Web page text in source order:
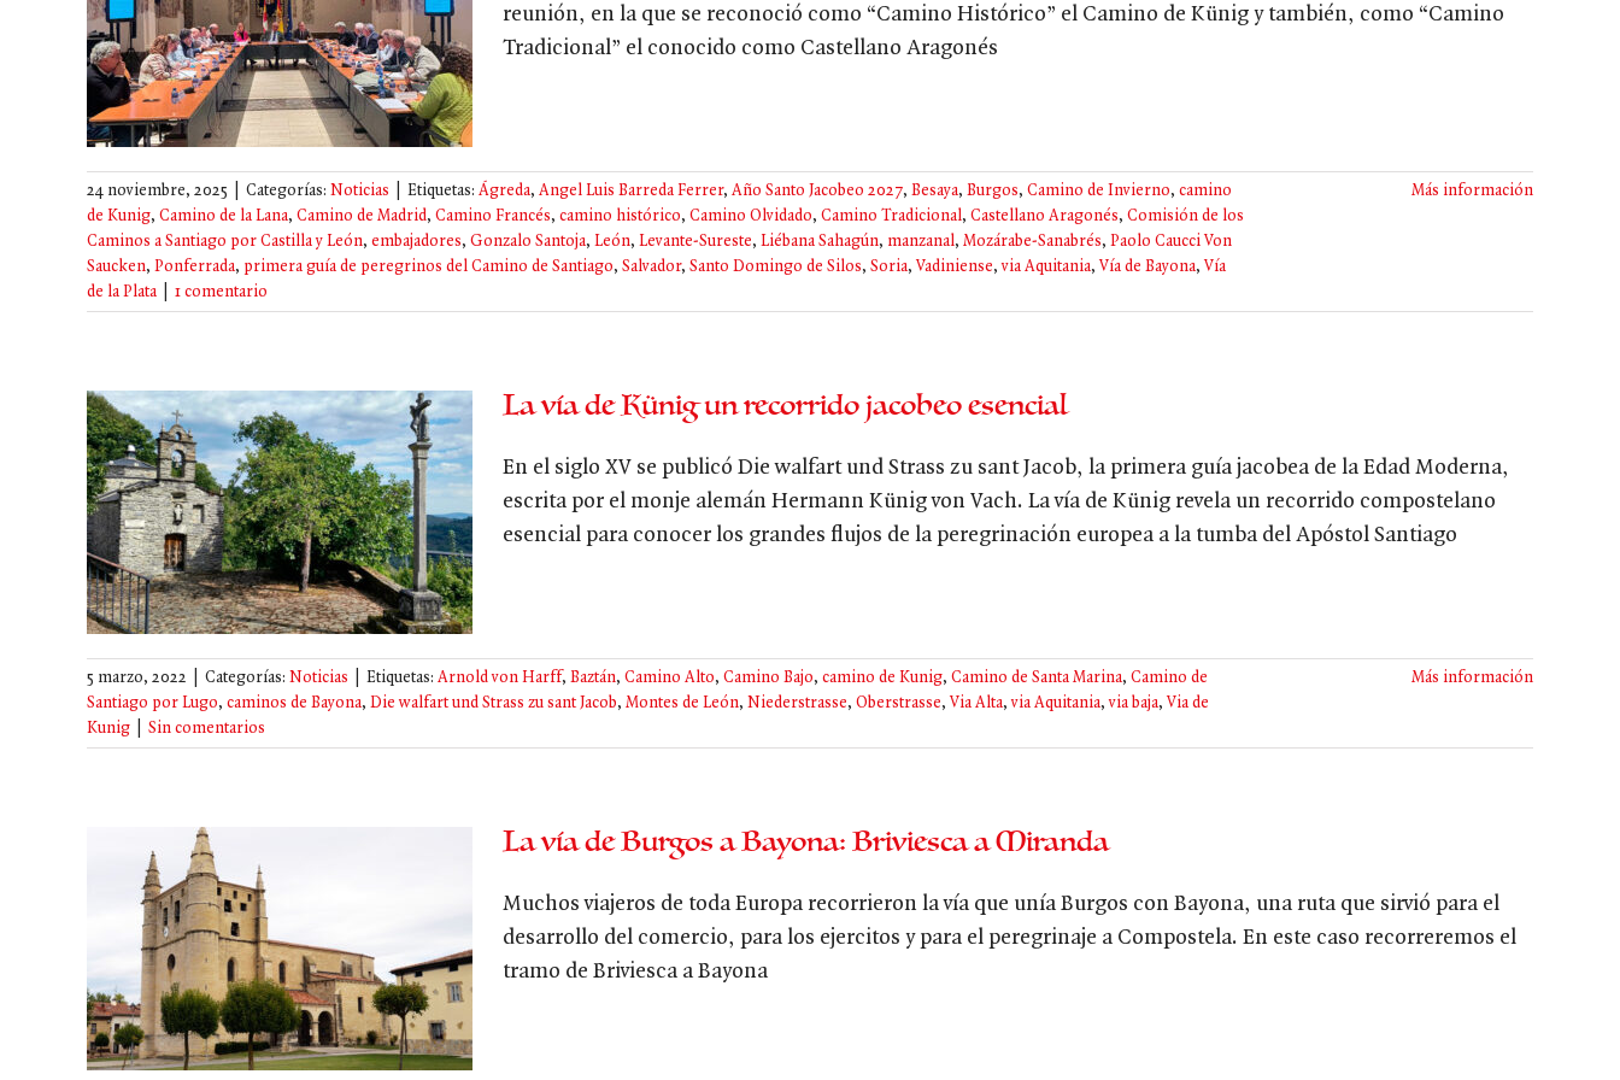
reunión, en la que se reconoció como “Camino Histórico” el Camino de Künig y también, como “Camino
Tradicional” el conocido como Castellano Aragonés
24 noviembre, 2025 Categorías: Noticias Etiquetas: Ágreda, Angel Luis Barreda Ferrer, Año Santo Jacobeo 2027, Besaya, Burgos, Camino de Invierno, camino
de Kunig, Camino de la Lana, Camino de Madrid, Camino Francés, camino histórico, Camino Olvidado, Camino Tradicional, Castellano Aragonés, Comisión de los
Caminos a Santiago por Castilla y León, embajadores, Gonzalo Santoja, León, Levante-Sureste, Liébana Sahagún, manzanal, Mozárabe-Sanabrés, Paolo Caucci Von
Saucken, Ponferrada, primera guía de peregrinos del Camino de Santiago, Salvador, Santo Domingo de Silos, Soria, Vadiniense,via Aquitania, Vía de Bayona, Vía
de la Plata
1 comentario
Más información
La vía de Künig un recorrido jacobeo esencial
En el siglo XV se publicó Die walfart und Strass zu sant Jacob, la primera guía jacobea de la Edad Moderna,
escrita por el monje alemán Hermann Künig von Vach. La vía de Künig revela un recorrido compostelano
esencial para conocer los grandes flujos de la peregrinación europea a la tumba del Apóstol Santiago
5 marzo, 2022 Categorías: Noticias Etiquetas: Arnold von Harff, Baztán, Camino Alto, Camino Bajo, camino de Kunig, Camino de Santa Marina, Camino de
Santiago por Lugo, caminos de Bayona, Die walfart und Strass zu sant Jacob, Montes de León, Niederstrasse, Oberstrasse, Via Alta,via Aquitania,via baja, Via de
Kunig
Sin comentarios
Más información
La vía de Burgos a Bayona: Briviesca a Miranda
Muchos viajeros de toda Europa recorrieron la vía que unía Burgos con Bayona, una ruta que sirvió para el
desarrollo del comercio, para los ejercitos y para el peregrinaje a Compostela. En este caso recorreremos el
tramo de Briviesca a Bayona